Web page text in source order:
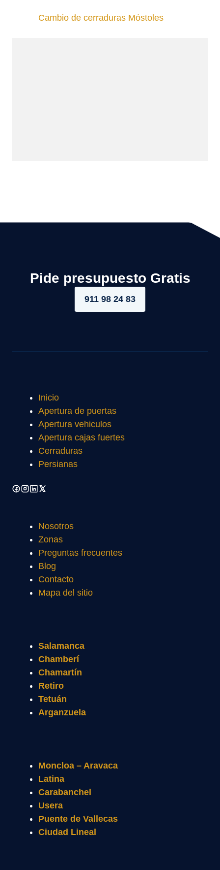
Cambio de cerraduras Móstoles
Pide presupuesto Gratis
911 98 24 83
Inicio
Apertura de puertas
Apertura vehiculos
Apertura cajas fuertes
Cerraduras
Persianas
Nosotros
Zonas
Preguntas frecuentes
Blog
Contacto
Mapa del sitio
Salamanca
Chamberí
Chamartín
Retiro
Tetuán
Arganzuela
Moncloa – Aravaca
Latina
Carabanchel
Usera
Puente de Vallecas
Ciudad Lineal